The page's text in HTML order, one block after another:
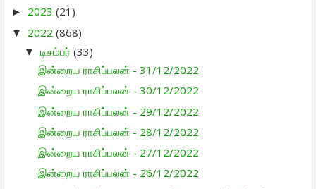
► 2023 (21)
▼ 2022 (868)
▼ டிசம்பர் (33)
இன்றைய ராசிப்பலன் - 31/12/2022
இன்றைய ராசிப்பலன் - 30/12/2022
இன்றைய ராசிப்பலன் - 29/12/2022
இன்றைய ராசிப்பலன் - 28/12/2022
இன்றைய ராசிப்பலன் - 27/12/2022
இன்றைய ராசிப்பலன் - 26/12/2022